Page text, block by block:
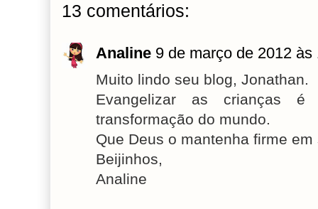
13 comentários:
Analine 9 de março de 2012 às
Muito lindo seu blog, Jonathan.
Evangelizar as crianças
transformação do mundo.
Que Deus o mantenha firme
Beijinhos,
Analine